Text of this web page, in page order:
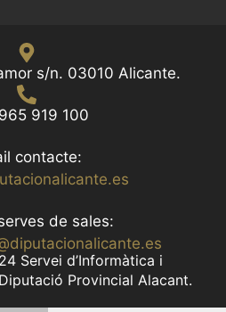
s/n. 03010 Alicante.
919 100
contacte:
de sales:
Servei d’Informàtica i
Provincial Alacant.